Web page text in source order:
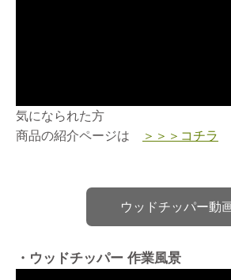
気になられた方
商品の紹介ページは
＞＞＞コチラ
ウッドチッパー
・ウッドチッパー 作業風景